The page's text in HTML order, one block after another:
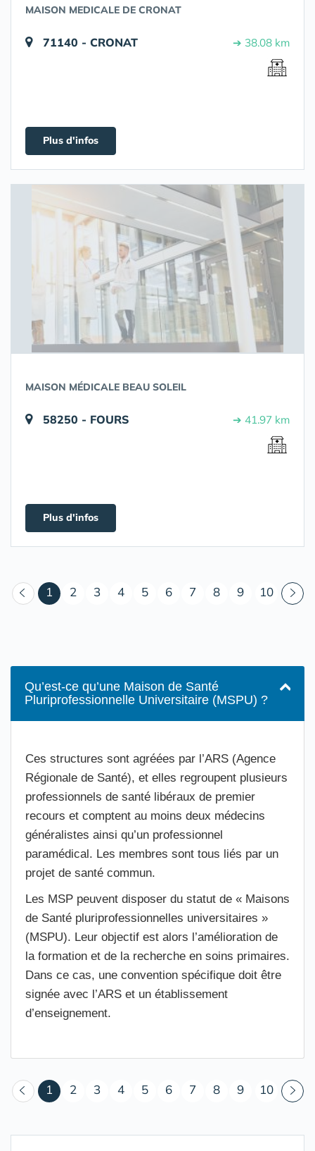
MAISON MEDICALE DE CRONAT
71140 - CRONAT ➔ 38.08 km
Plus d'infos
MAISON MÉDICALE BEAU SOLEIL
58250 - FOURS ➔ 41.97 km
Plus d'infos
1 (courant)
2 3 4 5 6 7 8 9 10
Qu’est-ce qu’une Maison de Santé
Pluriprofessionnelle Universitaire (MSPU) ?
Ces structures sont agréées par l’ARS (Agence
Régionale de Santé), et elles regroupent plusieurs
professionnels de santé libéraux de premier
recours et comptent au moins deux médecins
généralistes ainsi qu’un professionnel
paramédical. Les membres sont tous liés par un
projet de santé commun.
Les MSP peuvent disposer du statut de « Maisons
de Santé pluriprofessionnelles universitaires »
(MSPU). Leur objectif est alors l’amélioration de
la formation et de la recherche en soins primaires.
Dans ce cas, une convention spécifique doit être
signée avec l’ARS et un établissement
d’enseignement.
1 (courant)
2 3 4 5 6 7 8 9 10